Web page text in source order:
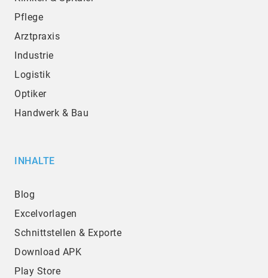
Pflege
Arztpraxis
Industrie
Logistik
Optiker
Handwerk & Bau
INHALTE
Blog
Excelvorlagen
Schnittstellen & Exporte
Download APK
Play Store